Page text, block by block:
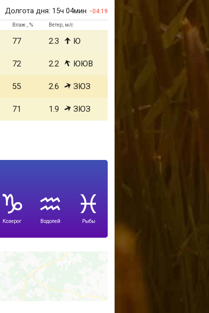
Долгота дня: 15ч 04мин 04:19
Влаж., % Ветер, м/с
77 2.3 Ю
72 2.2 ЮЮВ
55 2.6 ЗЮЗ
71 1.9 ЗЮЗ
Козерог Водолей Рыбы